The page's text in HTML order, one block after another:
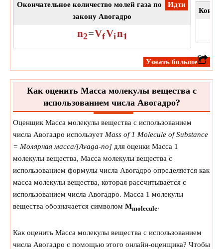
​Идти
Окончательное количество молей газа по
закону Авогадро
n2=VfVin1
​Узнать больше
Как оценить Масса молекулы вещества с
использованием числа Авогадро?
Оценщик Масса молекулы вещества с использованием
числа Авогадро использует Mass of 1 Molecule of Substance
= Молярная масса/[Avaga-no] для оценки Масса 1
молекулы вещества, Масса молекулы вещества с
использованием формулы числа Авогадро определяется как
масса молекулы вещества, которая рассчитывается с
использованием числа Авогадро. Масса 1 молекулы
вещества обозначается символом Mmolecule.
Как оценить Масса молекулы вещества с использованием
числа Авогадро с помощью этого онлайн-оценщика? Чтобы